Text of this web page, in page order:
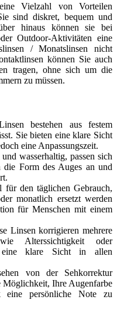
Vielzahl von Vorteilen
sind diskret, bequem und
hinaus können sie bei
Outdoor-Aktivitäten eine
/ Monatslinsen nicht
können Sie auch
tragen, ohne sich um die
zu müssen.
bestehen aus festem
Sie bieten eine klare Sicht
eine Anpassungszeit.
wasserhaltig, passen sich
Form des Auges an und
für den täglichen Gebrauch,
monatlich ersetzt werden
für Menschen mit einem
Linsen korrigieren mehrere
Alterssichtigkeit oder
eine klare Sicht in allen
von der Sehkorrektur
Ihre Augenfarbe
persönliche Note zu